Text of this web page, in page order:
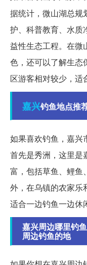
据统计，微山湖总规
护、科普教育、水质
益性生态工程。在微
色，还可以了解生态
区游客相对较少，适
嘉兴钓鱼地点推
如果喜欢钓鱼，嘉兴
首先是秀洲，这里是
富，包括草鱼、鲤鱼
外，在乌镇的农家乐
适合一边钓鱼一边休
嘉兴周边哪里钓
周边钓鱼的地